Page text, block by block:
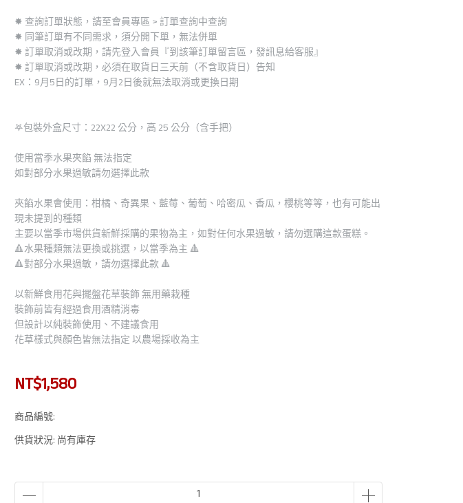
✸ 查詢訂單狀態，請至會員專區 > 訂單查詢中查詢
✸ 同筆訂單有不同需求，須分開下單，無法併單
✸ 訂單取消或改期，請先登入會員『到該筆訂單留言區，發訊息給客服』
✸ 訂單取消或改期，必須在取貨日三天前（不含取貨日）告知
EX：9月5日的訂單，9月2日後就無法取消或更換日期
𖤐包裝外盒尺寸：22X22 公分，高 25 公分（含手把）
使用當季水果夾餡 無法指定
如對部分水果過敏請勿選擇此款
夾餡水果會使用：柑橘、奇異果、藍莓、葡萄、哈密瓜、香瓜，櫻桃等等，也有可能出
現未提到的種類
主要以當季市場供貨新鮮採購的果物為主，如對任何水果過敏，請勿選購這款蛋糕。
🔺水果種類無法更換或挑選，以當季為主 🔺
🔺對部分水果過敏，請勿選擇此款 🔺
以新鮮食用花與擺盤花草裝飾 無用藥栽種
裝飾前皆有經過食用酒精消毒
但設計以純裝飾使用、不建議食用
花草樣式與顏色皆無法指定 以農場採收為主
NT$1,580
商品編號:
供貨狀況: 尚有庫存